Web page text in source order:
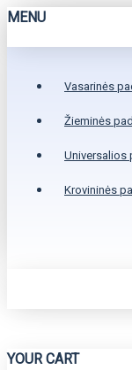
MENU
Vasarinės
Žieminės
Universalios
Krovininės
YOUR CART